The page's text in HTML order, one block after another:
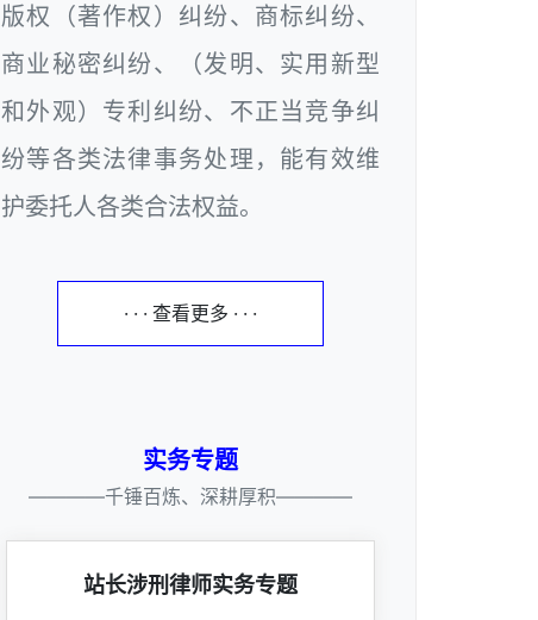
版权（著作权）纠纷、商标纠纷、
商业秘密纠纷、（发明、实用新型
和外观）专利纠纷、不正当竞争纠
纷等各类法律事务处理，能有效维
护委托人各类合法权益。
· · · 查看更多 · · ·
实务专题
————千锤百炼、深耕厚积————
站长涉刑律师实务专题